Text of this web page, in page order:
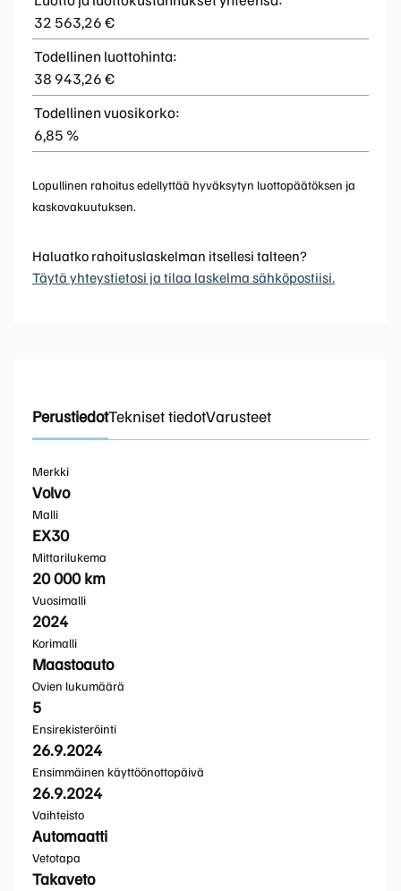
32 563,26 €
Todellinen luottohinta:
38 943,26 €
Todellinen vuosikorko:
6,85 %
Lopullinen rahoitus edellyttää hyväksytyn luottopäätöksen ja
kaskovakuutuksen.
Haluatko rahoituslaskelman itsellesi talteen?
Täytä yhteystietosi ja tilaa laskelma sähköpostiisi.
PerustiedotTekniset tiedotVarusteet
Merkki
Volvo
Malli
EX30
Mittarilukema
20 000 km
Vuosimalli
2024
Korimalli
Maastoauto
Ovien lukumäärä
5
Ensirekisteröinti
26.9.2024
Ensimmäinen käyttöönottopäivä
26.9.2024
Vaihteisto
Automaatti
Vetotapa
Takaveto